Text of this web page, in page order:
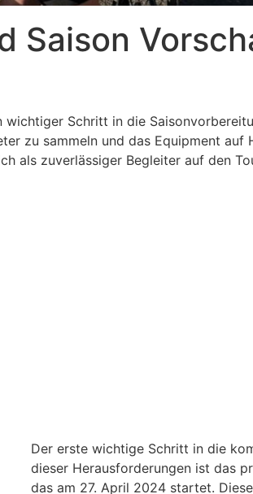
Saison
Schritt in die
zu sammeln und das Equipment auf
als zuverlässiger Begleiter auf den
Der erste wichtige Schritt in die
dieser Herausforderungen ist das
das am 27. April 2024 startet.